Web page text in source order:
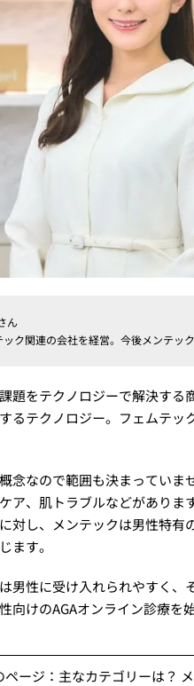
ん
ク関連の会社を経営。今後メンテック
題をテクノロジーで解決す
るテクノロジー。フェムテッ
念なので範囲も決まっていま
ア、肌トラブルなどがあり
対し、メンテックは男性特有
ます。
男性に受け入れられやすく
向けのAGAオンライン診療を
ページ：主なカテゴリーは？